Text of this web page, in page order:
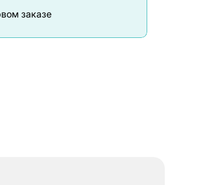
заказе